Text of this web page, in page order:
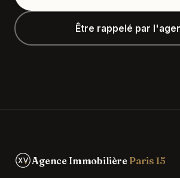
Être rappelé par
Agence Immobilière Paris 15